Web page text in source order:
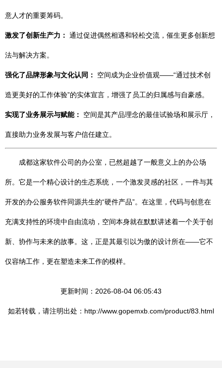
意人才的重要筹码。
激发了创新生产力： 通过促进偶然相遇和轻松交流，催生更多创新想
法与解决方案。
强化了品牌形象与文化认同： 空间成为企业价值观——“通过技术创
造更美好的工作体验”的实体宣言，增强了员工的归属感与自豪感。
实现了业务展示与赋能： 空间是其产品理念的最佳试验场和展示厅，
直接助力业务发展与客户信任建立。
成都这家软件公司的办公室，已然超越了一般意义上的办公场
所。它是一个精心设计的生态系统，一个激发灵感的社区，一件与其
开发的办公服务软件同源共生的“硬件产品”。在这里，代码与创意在
充满支持性的环境中自由流动，空间本身就在默默讲述着一个关于创
新、协作与未来的故事。这，正是其最引以为傲的设计所在——它不
仅容纳工作，更在塑造未来工作的模样。
更新时间：2026-08-04 06:05:43
如若转载，请注明出处：http://www.gopemxb.com/product/83.html